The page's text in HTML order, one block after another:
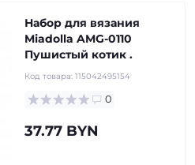
Набор для вязания
Miadolla AMG-0110
Пушистый котик .
Код товара: 115042495154
0
37.77 BYN